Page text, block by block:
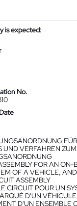
is expected:
No.
UND VERFAHREN
FOR AN ON-
OF A VEHICLE,
ASSEMBLY
CIRCUIT POUR UN
D'UN
D'UN ENSEMBLE